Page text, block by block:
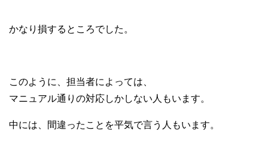
かなり損するところでした。
このように、担当者によっては、
マニュアル通りの対応しかしない人もいます。
中には、間違ったことを平気で言う人もいます。